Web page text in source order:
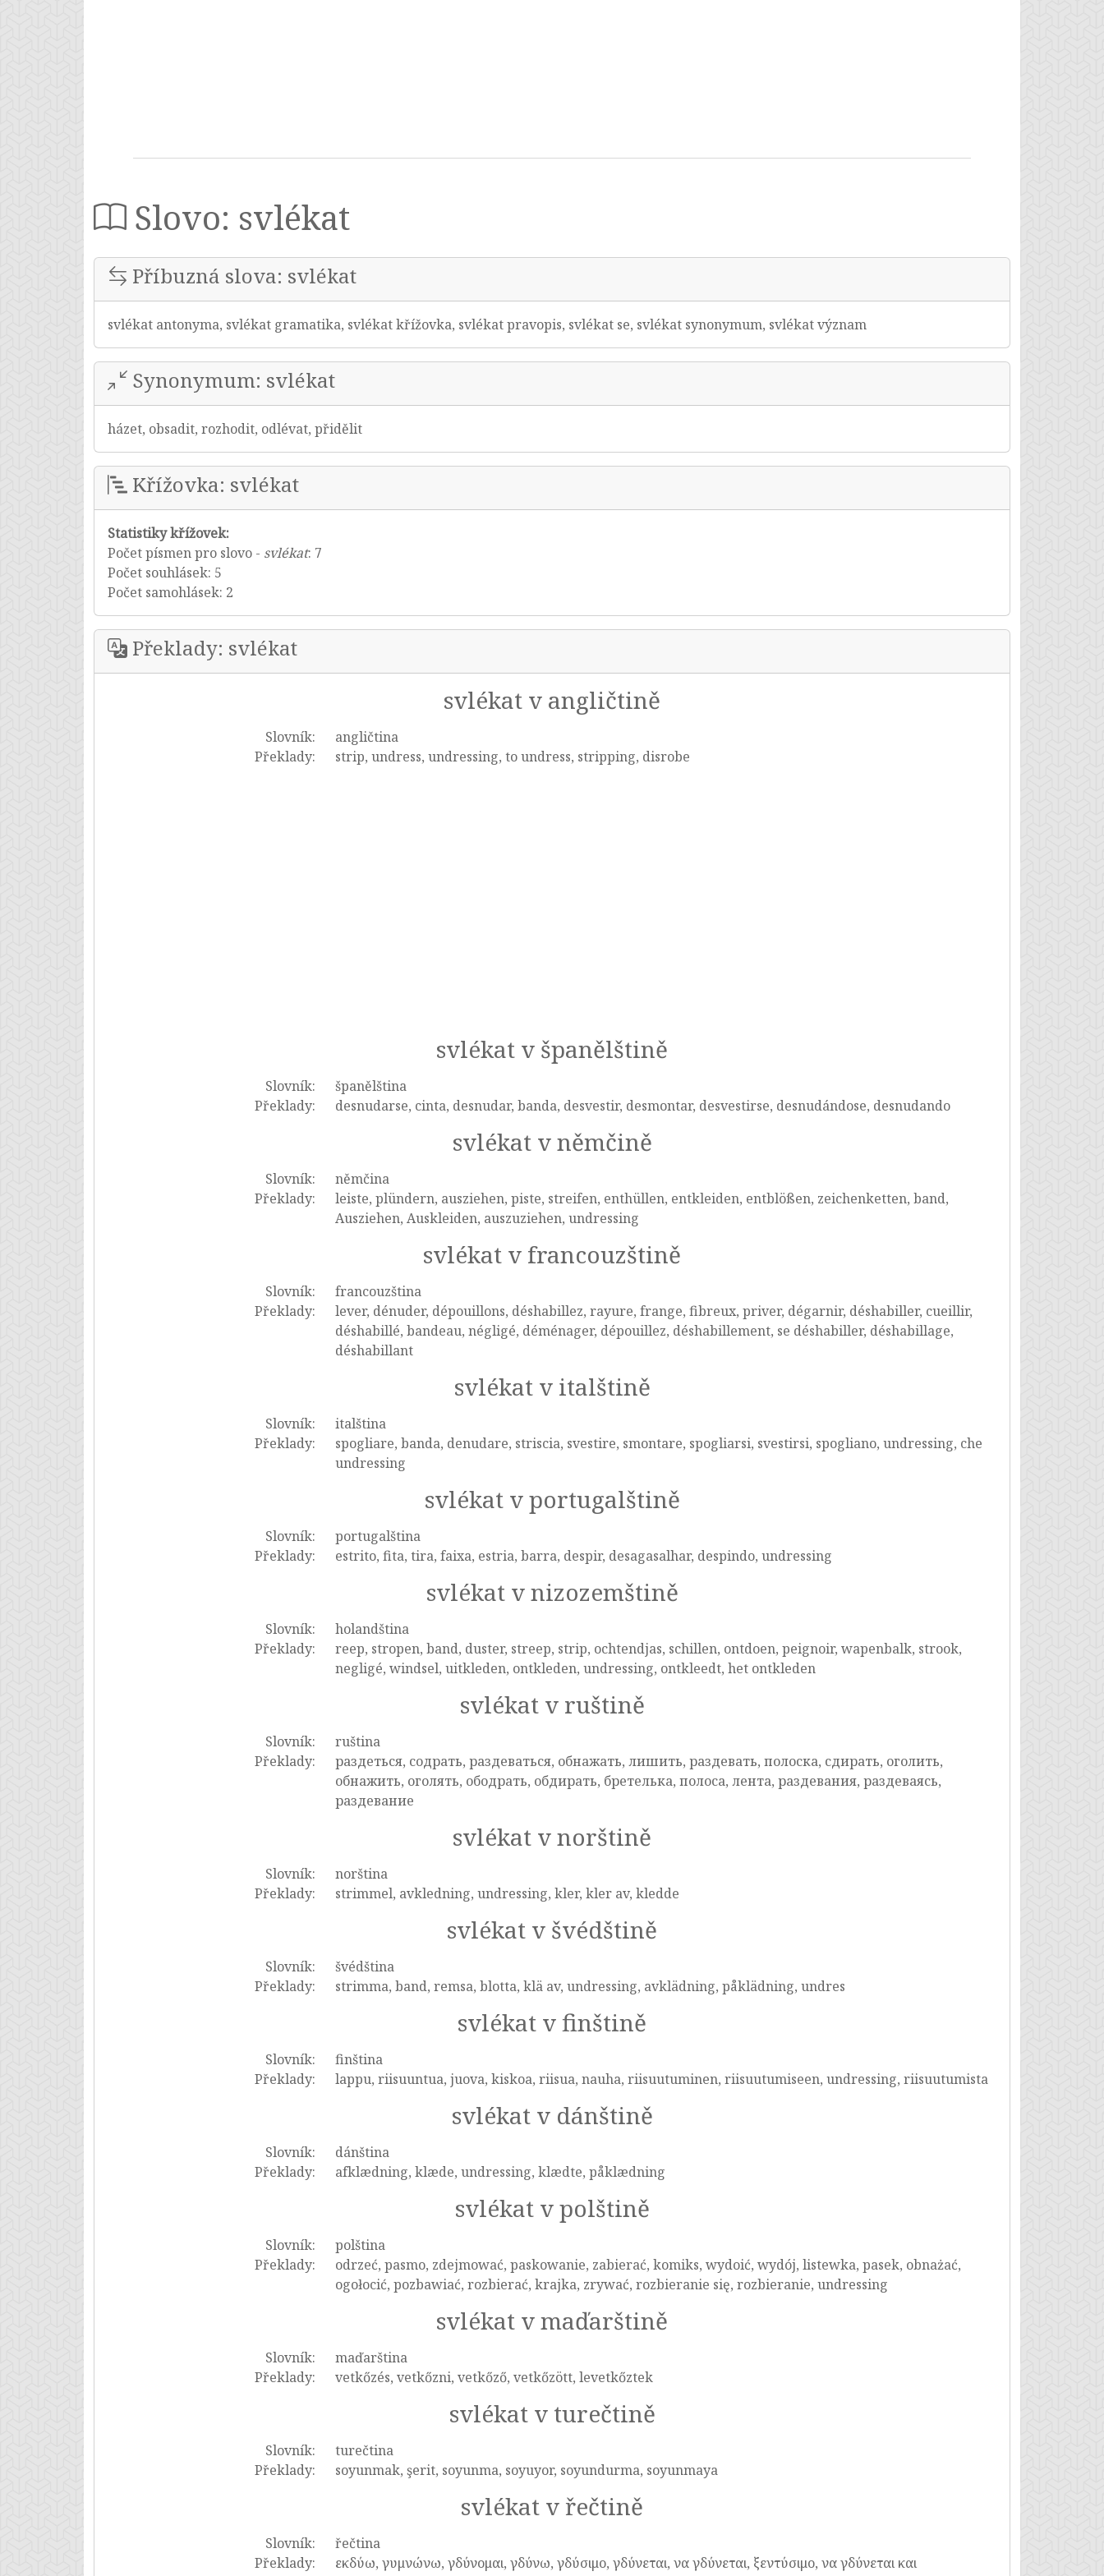
Slovo: svlékat
Příbuzná slova: svlékat
svlékat antonyma, svlékat gramatika, svlékat křížovka, svlékat pravopis, svlékat se, svlékat synonymum, svlékat význam
Synonymum: svlékat
házet, obsadit, rozhodit, odlévat, přidělit
Křížovka: svlékat
Statistiky křížovek:
Počet písmen pro slovo - svlékat: 7
Počet souhlásek: 5
Počet samohlásek: 2
Překlady: svlékat
svlékat v angličtině
Slovník:
angličtina
Překlady:
strip, undress, undressing, to undress, stripping, disrobe
svlékat v španělštině
Slovník:
španělština
Překlady:
desnudarse, cinta, desnudar, banda, desvestir, desmontar, desvestirse, desnudándose, desnudando
svlékat v němčině
Slovník:
němčina
Překlady:
leiste, plündern, ausziehen, piste, streifen, enthüllen, entkleiden, entblößen, zeichenketten, band,
Ausziehen, Auskleiden, auszuziehen, undressing
svlékat v francouzštině
Slovník:
francouzština
Překlady:
lever, dénuder, dépouillons, déshabillez, rayure, frange, fibreux, priver, dégarnir, déshabiller, cueillir,
déshabillé, bandeau, négligé, déménager, dépouillez, déshabillement, se déshabiller, déshabillage,
déshabillant
svlékat v italštině
Slovník:
italština
Překlady:
spogliare, banda, denudare, striscia, svestire, smontare, spogliarsi, svestirsi, spogliano, undressing, che
undressing
svlékat v portugalštině
Slovník:
portugalština
Překlady:
estrito, fita, tira, faixa, estria, barra, despir, desagasalhar, despindo, undressing
svlékat v nizozemštině
Slovník:
holandština
Překlady:
reep, stropen, band, duster, streep, strip, ochtendjas, schillen, ontdoen, peignoir, wapenbalk, strook,
negligé, windsel, uitkleden, ontkleden, undressing, ontkleedt, het ontkleden
svlékat v ruštině
Slovník:
ruština
Překlady:
раздеться, содрать, раздеваться, обнажать, лишить, раздевать, полоска, сдирать, оголить,
обнажить, оголять, ободрать, обдирать, бретелька, полоса, лента, раздевания, раздеваясь,
раздевание
svlékat v norštině
Slovník:
norština
Překlady:
strimmel, avkledning, undressing, kler, kler av, kledde
svlékat v švédštině
Slovník:
švédština
Překlady:
strimma, band, remsa, blotta, klä av, undressing, avklädning, påklädning, undres
svlékat v finštině
Slovník:
finština
Překlady:
lappu, riisuuntua, juova, kiskoa, riisua, nauha, riisuutuminen, riisuutumiseen, undressing, riisuutumista
svlékat v dánštině
Slovník:
dánština
Překlady:
afklædning, klæde, undressing, klædte, påklædning
svlékat v polštině
Slovník:
polština
Překlady:
odrzeć, pasmo, zdejmować, paskowanie, zabierać, komiks, wydoić, wydój, listewka, pasek, obnażać,
ogołocić, pozbawiać, rozbierać, krajka, zrywać, rozbieranie się, rozbieranie, undressing
svlékat v maďarštině
Slovník:
maďarština
Překlady:
vetkőzés, vetkőzni, vetkőző, vetkőzött, levetkőztek
svlékat v turečtině
Slovník:
turečtina
Překlady:
soyunmak, şerit, soyunma, soyuyor, soyundurma, soyunmaya
svlékat v řečtině
Slovník:
řečtina
Překlady:
εκδύω, γυμνώνω, γδύνομαι, γδύνω, γδύσιμο, γδύνεται, να γδύνεται, ξεντύσιμο, να γδύνεται και